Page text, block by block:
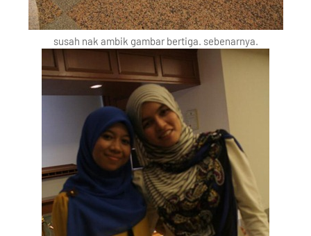
susah nak ambik gambar bertiga. sebenarnya.